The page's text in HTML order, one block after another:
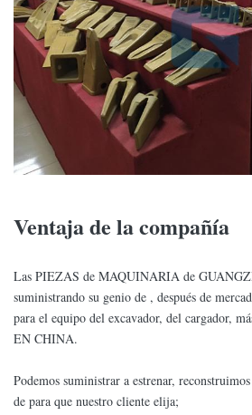
Ventaja de la compañía
Las PIEZAS de MAQUINARIA de
suministrando su genio de , después de
para el equipo del excavador, del cargador,
EN CHINA.
Podemos suministrar a estrenar,
de para que nuestro cliente elija;